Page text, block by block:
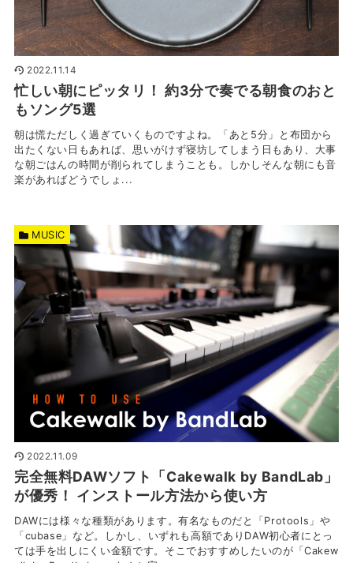
2022.11.14
忙しい朝にピッタリ！ 約3分で奏でる朝食のおと
もソング5選
朝は慌ただしく過ぎていくものですよね。「あと5分」と布団から
出たくない日もあれば、思いがけず寝坊してしまう日もあり、大事
な朝ごはんの時間が削られてしまうことも。しかしそんな朝にも音
楽があればどうでしょ...
2022.11.09
完全無料DAWソフト「Cakewalk by BandLab」
が優秀！ インストール方法から使い方
DAWには様々な種類があります。有名なものだと「Protools」や
「cubase」など。しかし、いずれも高額でありDAW初心者にとっ
ては手を出しにくい金額です。そこでおすすめしたいのが「Cakew
MUSIC